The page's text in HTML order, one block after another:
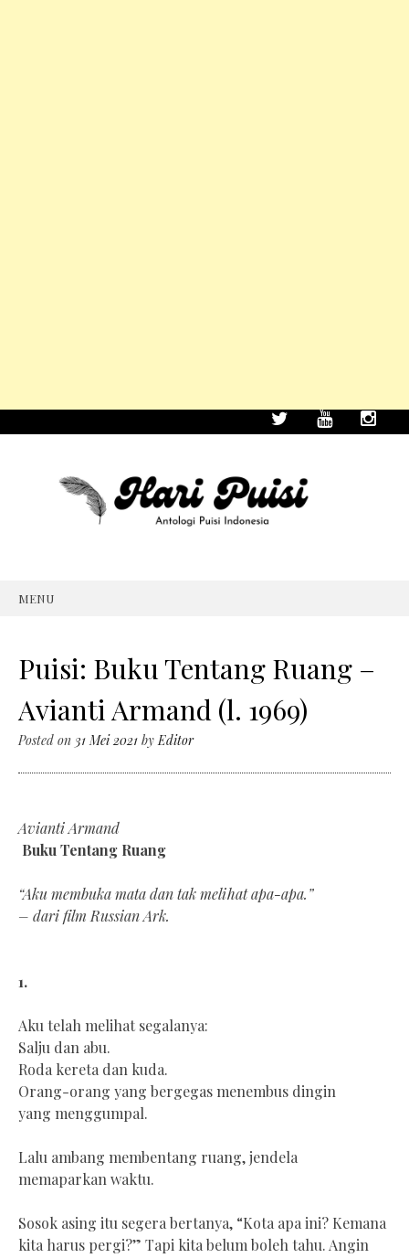
MENU
Puisi: Buku Tentang Ruang –
Avianti Armand (l. 1969)
Posted on 31 Mei 2021 byEditor
Avianti Armand
Buku Tentang Ruang
“Aku membuka mata dan tak melihat apa-apa.”
– dari film Russian Ark.
1.
Aku telah melihat segalanya:
Salju dan abu.
Roda kereta dan kuda.
Orang-orang yang bergegas menembus dingin
yang menggumpal.
Lalu ambang membentang ruang, jendela
memaparkan waktu.
Sosok asing itu segera bertanya, “Kota apa ini? Kemana
kita harus pergi?” Tapi kita belum boleh tahu. Angin